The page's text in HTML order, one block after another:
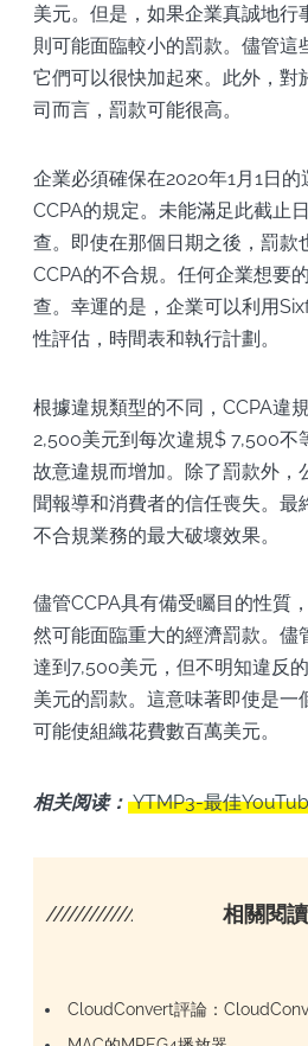
美元。但是，如果企業真誠地行
則可能面臨較小的罰款。儘管這
它們可以很快加起來。此外，對
司而言，罰款可能很高。
企業必須確保在2020年1月1日
CCPA的規定。未能滿足此截止
查。即使在那個日期之後，罰款
CCPA的不合規。任何企業想要
查。幸運的是，企業可以利用
性評估，時間表和執行計劃。
根據違規類型的不同，CCPA違
2,500美元到每次違規$ 7,500不
故意違規而增加。除了罰款外，
聞報導和消費者的信任喪失。最
不合規業務的最大破壞效果。
儘管CCPA具有備受矚目的性質
然可能面臨重大的經濟罰款。儘
達到7,500美元，但不明知違反
美元的罰款。這意味著即使是一
可能使組織花費數百萬美元。
相关阅读： YTMP3-最佳
//////////////////// 相關閱讀
CloudConvert評論：